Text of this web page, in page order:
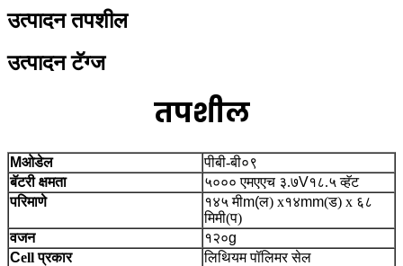
उत्पादन तपशील
उत्पादन टॅग्ज
तपशील
Mओडेल
पीबी-बी०९
बॅटरी क्षमता
५००० एमएएच ३.७V१८.५ व्हॅट
परिमाणे
१४५ मीm(ल) x१४mm(ड) x ६८
मिमी(प)
वजन
१२०g
Cell प्रकार
लिथियम पॉलिमर सेल